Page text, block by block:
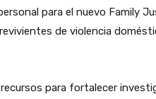
para el nuevo Family
de violencia
recursos para fortalecer